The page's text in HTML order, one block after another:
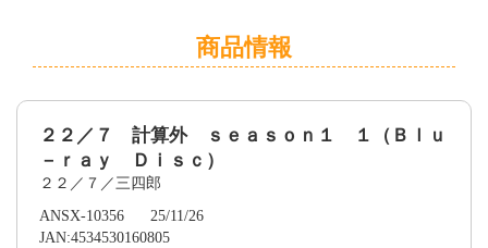
商品情報
２２／７ 計算外 ｓｅａｓｏｎ１ １（Ｂｌｕ
－ｒａｙ Ｄｉｓｃ）
２２／７／三四郎
ANSX-10356 25/11/26
JAN:4534530160805